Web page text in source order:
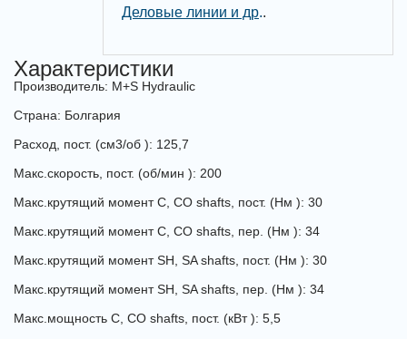
Деловые линии и др..
Характеристики
Производитель: M+S Hydraulic
Страна: Болгария
Расход, пост. (см3/об ): 125,7
Макс.скорость, пост. (об/мин ): 200
Макс.крутящий моментC, CO shafts , пост. (Нм ): 30
Макс.крутящий моментC, CO shafts , пер. (Нм ): 34
Макс.крутящий моментSH, SA shafts , пост. (Нм ): 30
Макс.крутящий моментSH, SA shafts , пер. (Нм ): 34
Макс.мощность C, CO shafts , пост. (кВт ): 5,5